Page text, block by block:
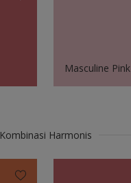
Masculine Pink
Kombinasi Harmonis